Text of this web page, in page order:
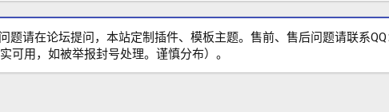
题请在论坛提问，本站定制插件、模板主题。售前、售后问题请联系QQ
可用，如被举报封号处理。谨慎分布）。